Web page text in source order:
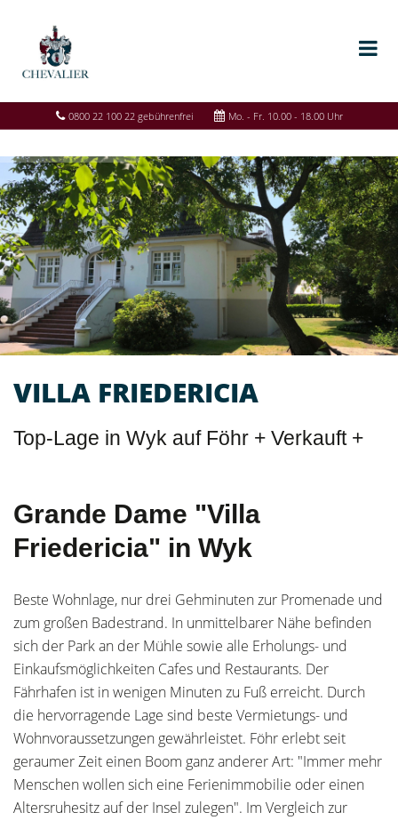
0800 22 100 22 gebührenfrei Mo. - Fr. 10.00 - 18.00 Uhr
VILLA FRIEDERICIA
Top-Lage in Wyk auf Föhr + Verkauft +
Grande Dame "Villa
Friedericia" in Wyk
Beste Wohnlage, nur drei Gehminuten zur Promenade und
zum großen Badestrand. In unmittelbarer Nähe befinden
sich der Park an der Mühle sowie alle Erholungs- und
Einkaufsmöglichkeiten Cafes und Restaurants. Der
Fährhafen ist in wenigen Minuten zu Fuß erreicht. Durch
die hervorragende Lage sind beste Vermietungs- und
Wohnvoraussetzungen gewährleistet. Föhr erlebt seit
geraumer Zeit einen Boom ganz anderer Art: "Immer mehr
Menschen wollen sich eine Ferienimmobilie oder einen
Altersruhesitz auf der Insel zulegen". Im Vergleich zur